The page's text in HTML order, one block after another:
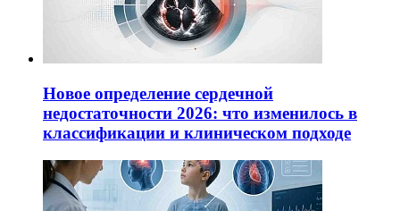
Новое определение сердечной
недостаточности 2026: что изменилось в
классификации и клиническом подходе